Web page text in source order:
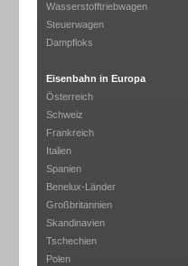
Wasserstofftriebwagen
Steuerwagen
Dampfloks
Eisenbahn in Europa
Österreich
Schweiz
Frankreich
Italien
Spanien
Benelux-Länder
Großbritannien
Skandinavien
Tschechien
Polen